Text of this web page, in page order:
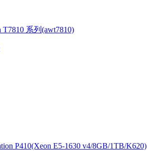
T7810 系列(awt7810)
P410(Xeon E5-1630 v4/8GB/1TB/K620)